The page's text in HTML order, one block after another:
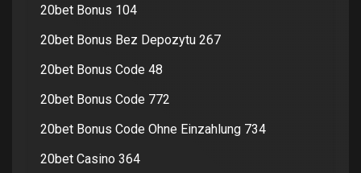
20bet Bonus 104
20bet Bonus Bez Depozytu 267
20bet Bonus Code 48
20bet Bonus Code 772
20bet Bonus Code Ohne Einzahlung 734
20bet Casino 364